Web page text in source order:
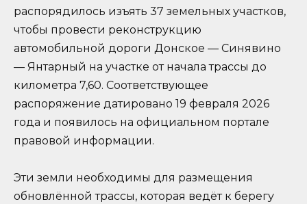
распорядилось изъять 37 земельных участков,
чтобы провести реконструкцию
автомобильной дороги Донское — Синявино
— Янтарный на участке от начала трассы до
километра 7,60. Соответствующее
распоряжение датировано 19 февраля 2026
года и появилось на официальном портале
правовой информации.
Эти земли необходимы для размещения
обновлённой трассы, которая ведёт к берегу